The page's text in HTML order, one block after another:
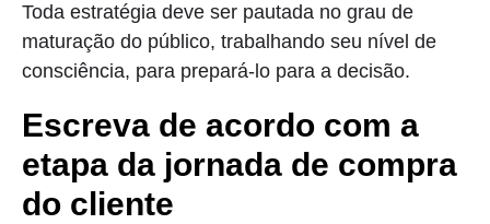
Toda estratégia deve ser pautada no grau de
maturação do público, trabalhando seu nível de
consciência, para prepará-lo para a decisão.
Escreva de acordo com a
etapa da jornada de compra
do cliente